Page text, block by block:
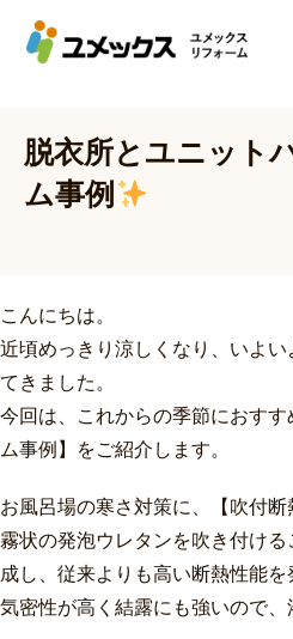
脱衣所とユニット
ム事例
こんにちは。
近頃めっきり涼しくなり、いよ
てきました。
今回は、これからの季節におす
ム事例】をご紹介します。
お風呂場の寒さ対策に、【吹付断
霧状の発泡ウレタンを吹き付け
成し、従来よりも高い断熱性能を
気密性が高く結露にも強いので、